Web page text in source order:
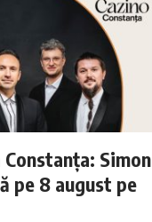
Simon
pe 8 august pe